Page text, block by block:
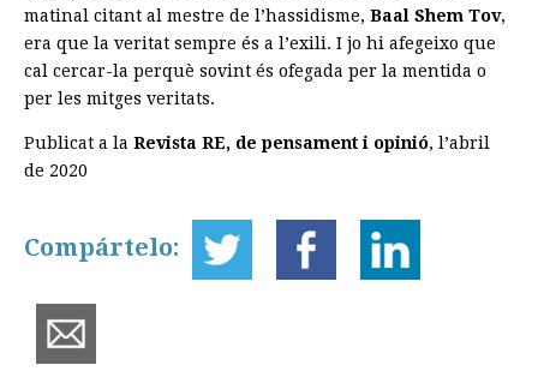
matinal citant al mestre de l’hassidisme, Baal Shem Tov,
era que la veritat sempre és a l’exili. I jo hi afegeixo que
cal cercar-la perquè sovint és ofegada per la mentida o
per les mitges veritats.
Publicat a la Revista RE, de pensament i opinió, l’abril
de 2020
Compártelo: